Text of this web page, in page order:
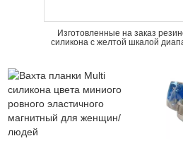
Изготовленные на заказ
силикона с желтой шкалой